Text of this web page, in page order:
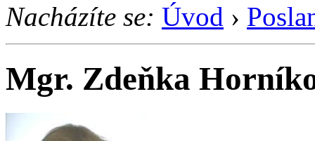
Nacházíte se: Úvod ›
Mgr. Zdeňka